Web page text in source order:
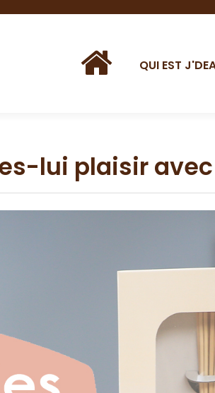
QUI EST
lui plaisir